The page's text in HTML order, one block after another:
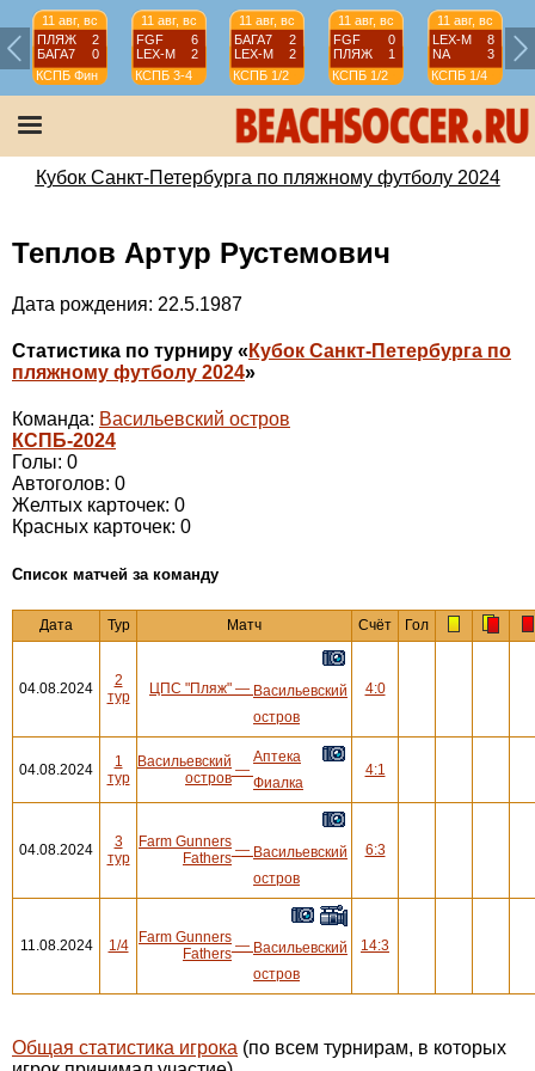
11 авг, вс
ПЛЯЖ
2
БАГА7
0
КСПБ Фин
11 авг, вс
FGF
6
LEX-М
2
КСПБ 3-4
11 авг, вс
БАГА7
2
LEX-М
2
КСПБ 1/2
11 авг, вс
FGF
0
ПЛЯЖ
1
КСПБ 1/2
11 авг, вс
LEX-М
8
NA
3
КСПБ 1/4
Кубок Санкт-Петербурга по пляжному футболу 2024
Теплов Артур Рустемович
Дата рождения: 22.5.1987
Статистика по турниру « Кубок Санкт-Петербурга по
пляжному футболу 2024»
Команда: Васильевский остров
КСПБ-2024
Голы: 0
Автоголов: 0
Желтых карточек: 0
Красных карточек: 0
Cписок матчей за команду
Дата Тур Матч Счёт Гол
04.08.2024
2
тур
ЦПС "Пляж" — Васильевский
остров
4:0
04.08.2024
1
тур
Васильевский
остров —
Аптека
Фиалка
4:1
04.08.2024
3
тур
Farm Gunners
Fathers — Васильевский
остров
6:3
11.08.2024 1/4
Farm Gunners
Fathers — Васильевский
остров
14:3
Общая статистика игрока (по всем турнирам, в которых